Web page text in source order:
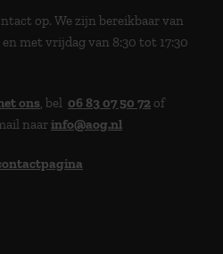
op. We zijn bereikbaar van
met vrijdag van 8:30 tot 17:30
ons , bel 06 83 07 50 72 of
naarinfo@aog.nl